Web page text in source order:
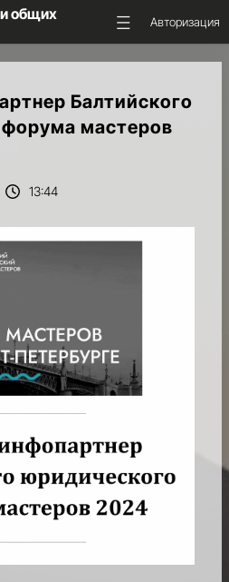
общих
Авторизация
Балтийского
мастеров
13:44